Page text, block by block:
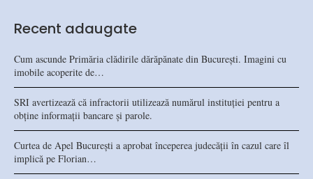
Recent adaugate
Cum ascunde Primăria clădirile dărăpănate din București. Imagini cu
imobile acoperite de…
SRI avertizează că infractorii utilizează numărul instituției pentru a
obține informații bancare și parole.
Curtea de Apel București a aprobat începerea judecății în cazul care îl
implică pe Florian…